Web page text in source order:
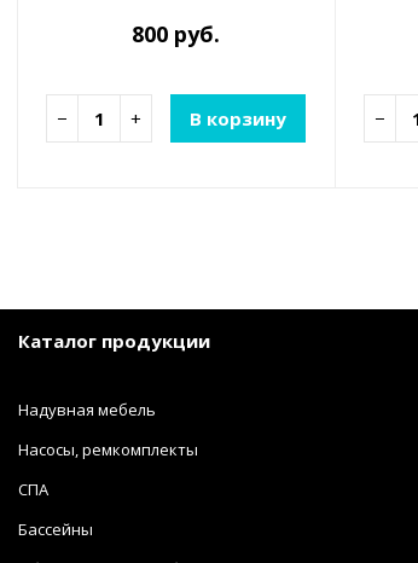
800 руб.
− + В корзину −
Каталог продукции
Надувная мебель
Насосы, ремкомплекты
СПА
Бассейны